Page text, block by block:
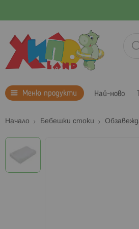
Меню продукти Най-ново
Начало Бебешки стоки
Преминете
края
на